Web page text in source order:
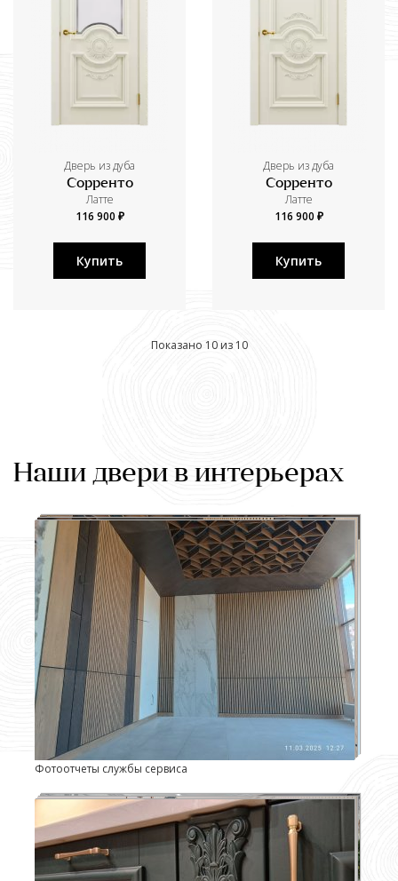
Дверь из дуба
Сорренто
Латте
116 900 ₽
Купить
Дверь из дуба
Сорренто
Латте
116 900 ₽
Купить
Показано 10 из 10
Наши двери в интерьерах
Фотоотчеты службы сервиса